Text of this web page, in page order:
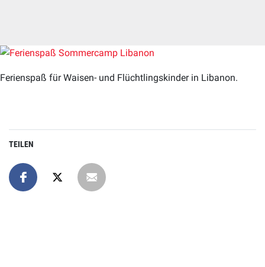
Ferienspaß für Waisen- und Flüchtlingskinder in Libanon.
TEILEN